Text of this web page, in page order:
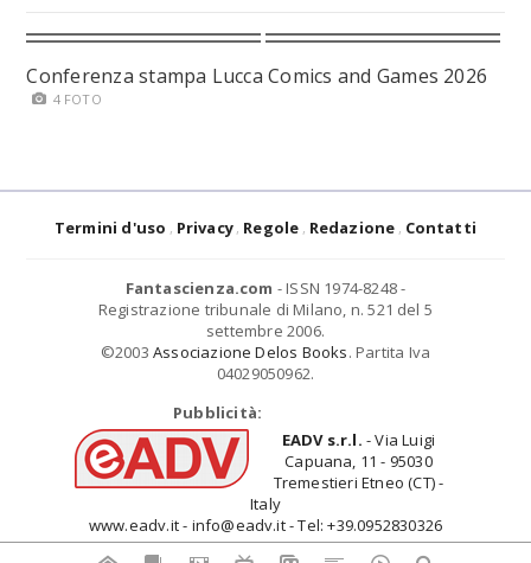
Conferenza stampa Lucca Comics and Games 2026
4 FOTO
Termini d'uso Privacy Regole Redazione Contatti
Fantascienza.com - ISSN 1974-8248 -
Registrazione tribunale di Milano, n. 521 del 5
settembre 2006.
©2003 Associazione Delos Books. Partita Iva
04029050962.
Pubblicità:
EADV s.r.l. - Via Luigi
Capuana, 11 - 95030
Tremestieri Etneo (CT) -
Italy
www.eadv.it - info@eadv.it - Tel: +39.0952830326